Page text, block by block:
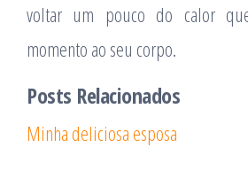
voltar um pouco do calor
momento ao seu corpo.
Posts Relacionados
Minha deliciosa esposa